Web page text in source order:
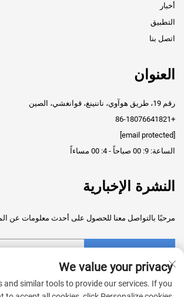
أخبار
التطبيق
اتصل بنا
العنوان
رقم 19، طريق هوآوي، ناننينغ، قوانغشي، الصين
+86-18076641821
الساعة: 9: 00 صباحاً - 4: 00 مساءاً
النشرة الإخبارية
مرحبًا بالتواصل معنا للحصول على أحدث معلومات عن
We value your privacy
and similar tools to provide our services. If you